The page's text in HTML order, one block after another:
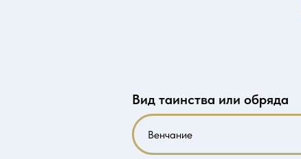
Вид таинства или обряда